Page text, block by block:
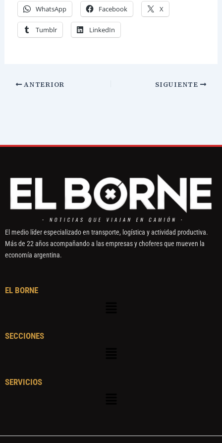
WhatsApp Facebook X
Tumblr LinkedIn
ANTERIOR SIGUIENTE
El medio líder especializado en transporte, logística y actividad productiva.
Más de 22 años acompañando a las empresas y choferes que mueven la
economía argentina.
EL BORNE
SECCIONES
SERVICIOS